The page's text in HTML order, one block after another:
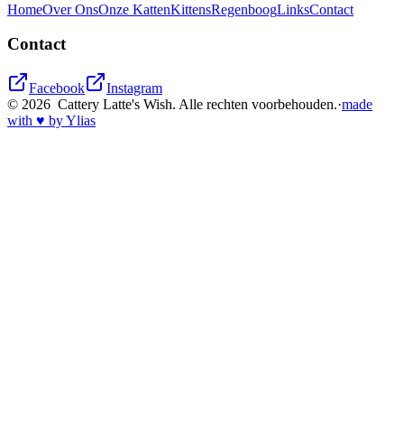
HomeOver OnsOnze KattenKittensRegenboogLinksContact
Contact
Facebook
Instagram
© 2026 Cattery Latte's Wish. Alle rechten voorbehouden.·made
with ♥ by Ylias